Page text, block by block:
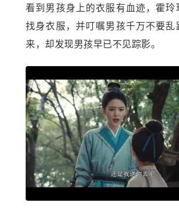
看到男孩身上的衣服有血迹，霍玲
找身衣服，并叮嘱男孩千万不要乱
来，却发现男孩早已不见踪影。